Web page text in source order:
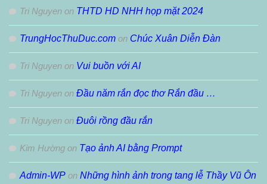
Tri Nguyen on THTD HD NHH họp mặt 2024
TrungHocThuDuc.com on Chúc Xuân Diễn Đàn
Tri Nguyen on Vui buồn với AI
Tri Nguyen on Đầu năm rắn đọc thơ Rắn đầu …
Tri Nguyen on Đuôi rồng đầu rắn
Kim Hường on Tạo ảnh AI bằng Prompt
Admin-WP on Những hình ảnh trong tang lễ Thầy Vũ Ôn